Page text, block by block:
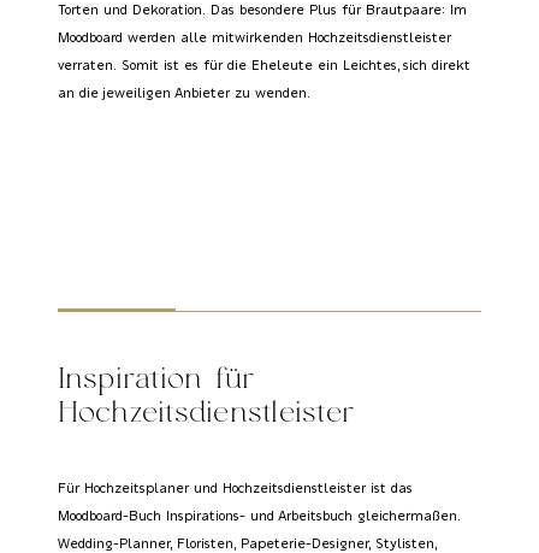
Torten und Dekoration. Das besondere Plus für Brautpaare: Im
Moodboard werden alle mitwirkenden Hochzeitsdienstleister
verraten. Somit ist es für die Eheleute ein Leichtes, sich direkt
an die jeweiligen Anbieter zu wenden.
Inspiration für
Hochzeitsdienstleister
Für Hochzeitsplaner und Hochzeitsdienstleister ist das
Moodboard-Buch Inspirations- und Arbeitsbuch gleichermaßen.
Wedding-Planner, Floristen, Papeterie-Designer, Stylisten,